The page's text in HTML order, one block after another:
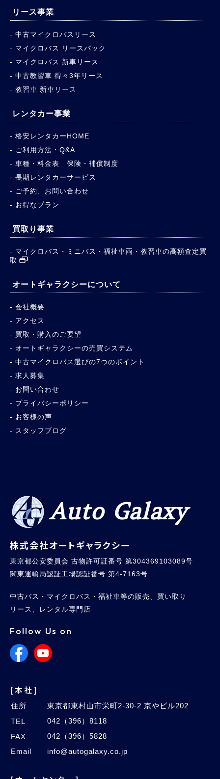
リース事業
中古マイクロバスリース
マイクロバス リースバック
マイクロバス 新車リース
中古教習車 得々3年リース
教習車 新車リース
レンタカー事業
格安レンタカーHOME
ご利用方法・Q&A
車種・料金表 保険・補償制度
長期レンタカーサービス
ご予約、お問い合わせ
お得なプラン
買取り事業
マイクロバス・ミニバス・福祉車両・教習車の高額査定買
取
オートギャラクシーについて
会社概要
アクセス
買取・購入のご要望
オートギャラクシーの売買システム
中古マイクロバス選びの7つのポイント
求人募集
お問い合わせ
プライバシーポリシー
お客様の声
スタッフブログ
Auto Galaxy
株式会社オートギャラクシー
東京都公安委員会 古物許可証番号 第304369103089号
関東運輸局認証工場認証番号 第4-7163号
中古バス・マイクロバス・福祉車等の販売、買い取り
リース、レンタル専門店
Follow Us on
[本社]
住所
東京都東村山市栄町2-30-2 京やビル202
TEL
042（396）8118
FAX
042（396）5828
Email
info@autogalaxy.co.jp